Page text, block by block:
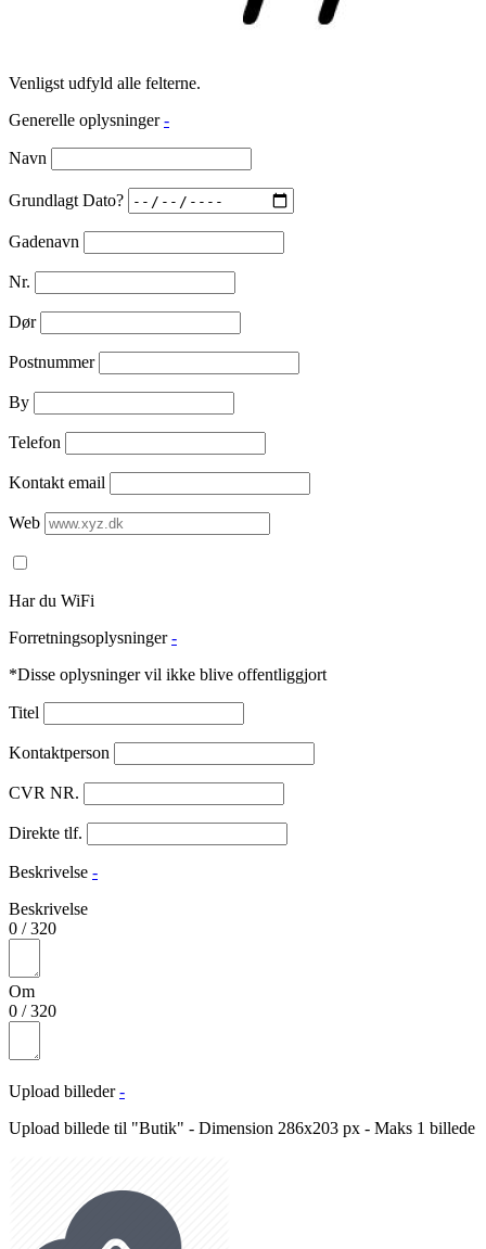
Venligst udfyld alle felterne.
Generelle oplysninger -
Navn
Grundlagt Dato?
Gadenavn
Nr.
Dør
Postnummer
By
Telefon
Kontakt email
Web
Har du WiFi
Forretningsoplysninger -
*Disse oplysninger vil ikke blive offentliggjort
Titel
Kontaktperson
CVR NR.
Direkte tlf.
Beskrivelse -
Beskrivelse
0 /320
Om
0 /320
Upload billeder -
Upload billede til "Butik" - Dimension 286x203 px - Maks 1 billede